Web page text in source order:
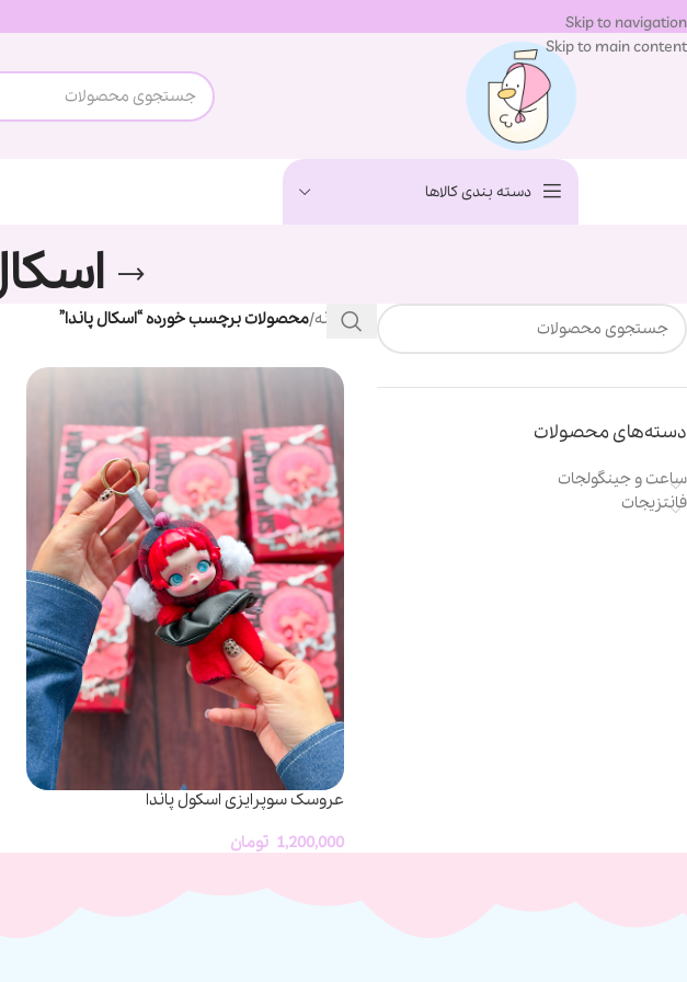
Skip to navigation
Skip to main content
دسته بندی کالاها
دسته‌های محصولات
ساعت و جینگولجات
فانتزیجات
خانه/محصولات برچسب خورده “اسکال پاندا”
عروسک سوپرایزی اسکول پاندا
1,200,000 تومان